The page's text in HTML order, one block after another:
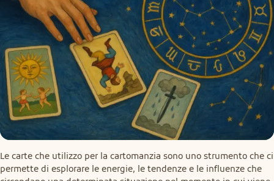
Le carte che utilizzo per la cartomanzia sono uno strumento che ci
permette di esplorare le energie, le tendenze e le influenze che